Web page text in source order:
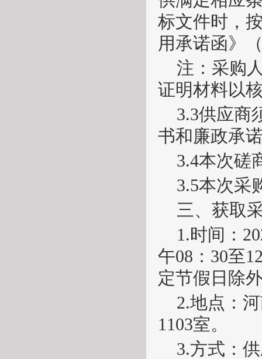
标文件时，
用承诺函》
注：采购
证明材料以
3.3供应商
书和廉政承
3.4本次磋
3.5本次采
三、获取
1.时间：
午08：30至
定节假日除
2.地点：
1103室。
3.方式：